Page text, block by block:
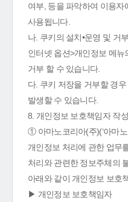
여부, 등을 파악하여 이용자
사용됩니다.
나. 쿠키의 설치•운영 및 거
인터넷 옵션>개인정보 메
거부 할 수 있습니다.
다. 쿠키 저장을 거부할 경
발생할 수 있습니다.
8. 개인정보 보호책임자 작성
① 아마노코리아(주)(‘아마노
개인정보 처리에 관한 업무
처리와 관련한 정보주체의
아래와 같이 개인정보 보호
▶ 개인정보 보호책임자